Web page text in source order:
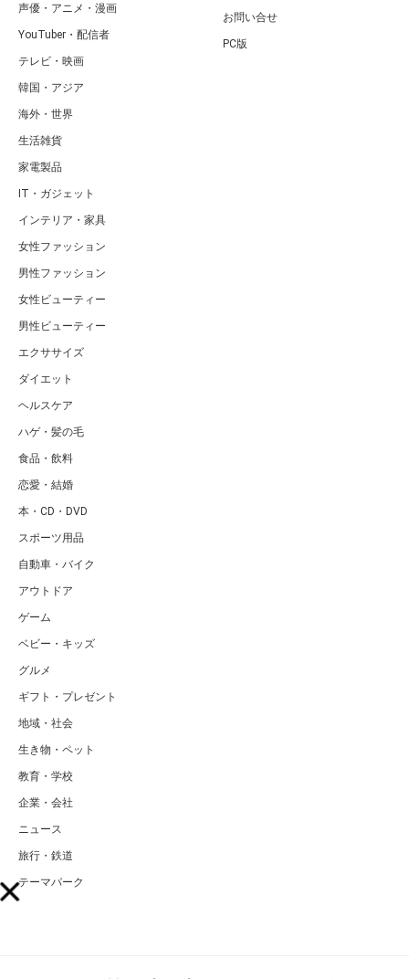
声優・アニメ・漫画
YouTuber・配信者
テレビ・映画
韓国・アジア
海外・世界
生活雑貨
家電製品
IT・ガジェット
インテリア・家具
女性ファッション
男性ファッション
女性ビューティー
男性ビューティー
エクササイズ
ダイエット
ヘルスケア
ハゲ・髪の毛
食品・飲料
恋愛・結婚
本・CD・DVD
スポーツ用品
自動車・バイク
アウトドア
ゲーム
ベビー・キッズ
グルメ
ギフト・プレゼント
地域・社会
生き物・ペット
教育・学校
企業・会社
ニュース
旅行・鉄道
テーマパーク
お問い合せ
PC版